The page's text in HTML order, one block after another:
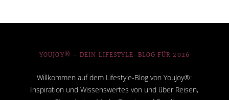
YOUJOY® – DEIN LIFESTYLE-BLOG FÜR 2026
Willkommen auf dem Lifestyle-Blog von YouJoy®:
Inspiration und Wissenswertes von und über Reisen,